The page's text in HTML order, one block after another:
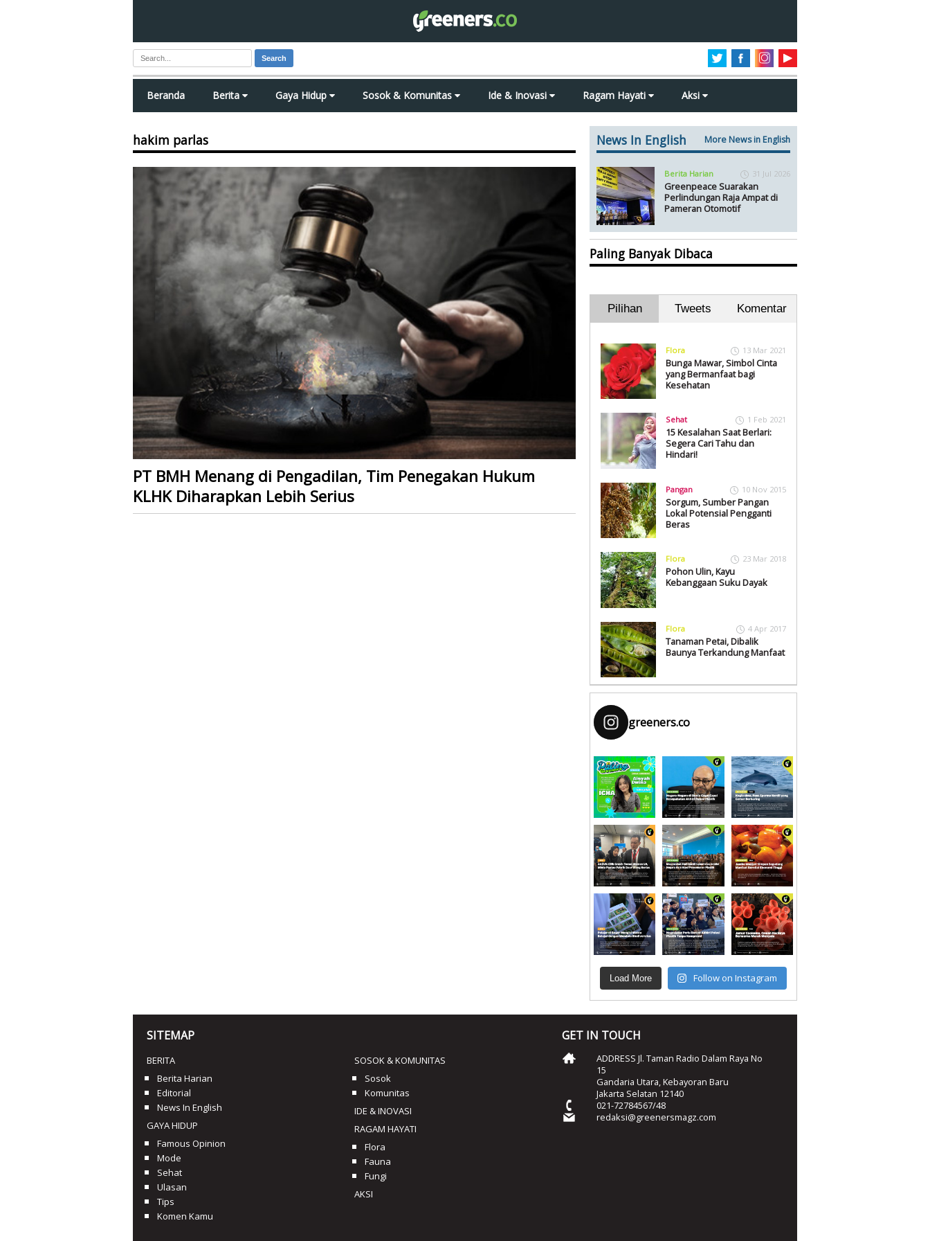
Search
Beranda Berita Gaya Hidup Sosok & Komunitas Ide & Inovasi Ragam Hayati Aksi
hakim parlas
PT BMH Menang di Pengadilan, Tim Penegakan Hukum
KLHK Diharapkan Lebih Serius
News In English More News in English
Berita Harian 31 Jul 2026
Greenpeace Suarakan
Perlindungan Raja Ampat di
Pameran Otomotif
Paling Banyak Dibaca
Pilihan Tweets Komentar
Flora 13 Mar 2021
Bunga Mawar, Simbol Cinta
yang Bermanfaat bagi
Kesehatan
Sehat 1 Feb 2021
15 Kesalahan Saat Berlari:
Segera Cari Tahu dan
Hindari!
Pangan 10 Nov 2015
Sorgum, Sumber Pangan
Lokal Potensial Pengganti
Beras
Flora 23 Mar 2018
Pohon Ulin, Kayu
Kebanggaan Suku Dayak
Flora 4 Apr 2017
Tanaman Petai, Dibalik
Baunya Terkandung Manfaat
greeners.co
Load More Follow on Instagram
SITEMAP
BERITA
Berita Harian
Editorial
News In English
GAYA HIDUP
Famous Opinion
Mode
Sehat
Ulasan
Tips
Komen Kamu
SOSOK & KOMUNITAS
Sosok
Komunitas
IDE & INOVASI
RAGAM HAYATI
Flora
Fauna
Fungi
AKSI
GET IN TOUCH
ADDRESS Jl. Taman Radio Dalam Raya No
15
Gandaria Utara, Kebayoran Baru
Jakarta Selatan 12140
021-72784567/48
redaksi@greenersmagz.com